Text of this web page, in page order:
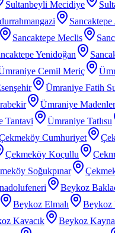
Sultanbeyli Mecidiye
Sancaktepe
Sancaktepe Meclis
Yenidoğan
Cemil Meriç
Ümraniye Fatih
Ümraniye Madenler
Tantavi Ümraniye Tatlısu
Cumhuriyet
Çekmeköy Koçullu
Soğukpınar
Beykoz
Beykoz Elmalı Beykoz
Kavacık Beykoz